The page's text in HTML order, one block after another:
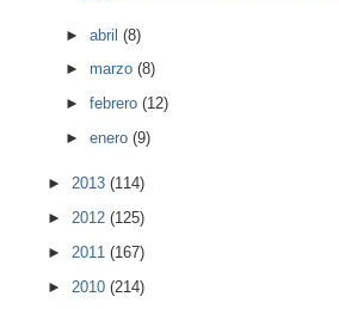
►abril(8)
►marzo(8)
►febrero(12)
►enero(9)
► 2013 (114)
► 2012 (125)
► 2011 (167)
► 2010 (214)